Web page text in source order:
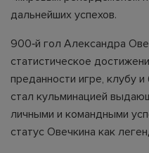
дальнейших успехов.
900‑й гол Александра
статистическое
преданности игре, клубу
стал кульминацией
личными и командными
статус Овечкина как